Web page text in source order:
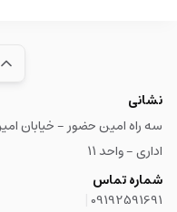
نشانی
اداری - واحد ۱۱
شماره تماس
09192591691